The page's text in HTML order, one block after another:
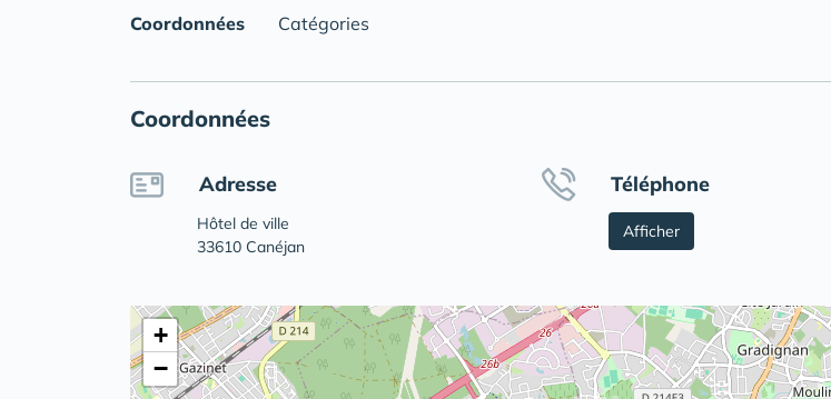
Coordonnées Catégories
Coordonnées
Adresse
Hôtel de ville
33610 Canéjan
Téléphone
Afficher
+
−